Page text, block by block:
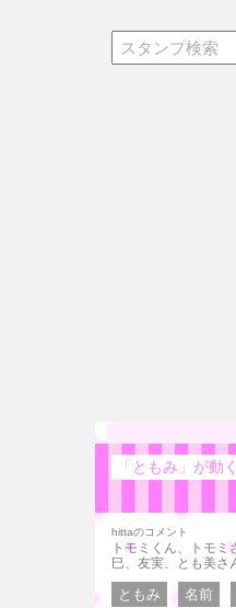
「ともみ」が動
hittaのコメント
トモミくん、トモ
巳、友実、とも美さ
ともみ 名前